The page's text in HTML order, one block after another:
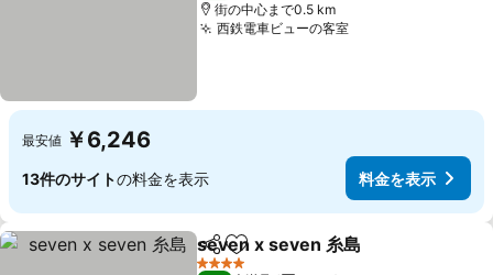
街の中心まで0.5 km
西鉄電車ビューの客室
最安値 ￥6,246
13件のサイトの料金を表示 料金を表示
シェアお気に入りに追加
seven x seven 糸島
4 ホテルのランク